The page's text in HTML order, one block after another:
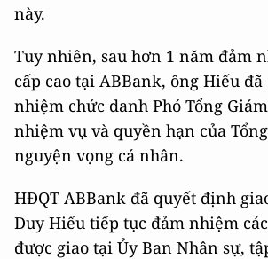
này.
Tuy nhiên, sau hơn 1 năm đảm
cấp cao tại ABBank, ông Hiếu
nhiệm chức danh Phó Tổng
nhiệm vụ và quyền hạn của
nguyện vọng cá nhân.
HĐQT ABBank đã quyết định
Duy Hiếu tiếp tục đảm nhiệm
được giao tại Ủy Ban Nhân sự,